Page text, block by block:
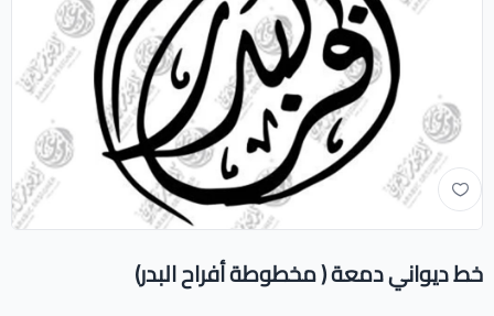
خط ديواني دمعة ( مخطوطة أفراح البدر)